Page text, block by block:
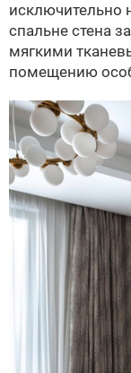
исключительно
спальне стена
мягкими
помещению